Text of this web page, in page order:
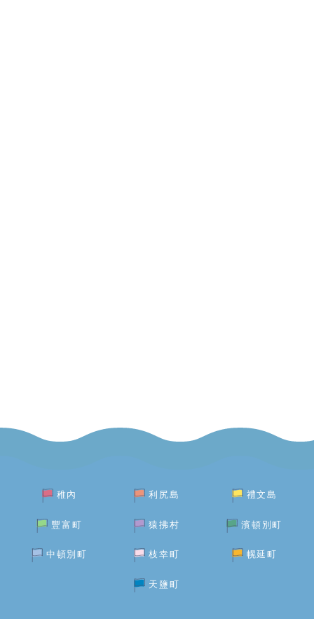
稚內 利尻島 禮文島
豐富町 猿拂村 濱頓別町
中頓別町 枝幸町 幌延町
天鹽町